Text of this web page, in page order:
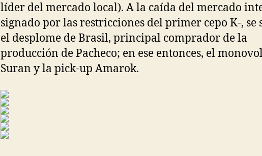
líder del mercado local). A la caída del mercado
signado por las restricciones del primer cepo K-, se
el desplome de Brasil, principal comprador de la
producción de Pacheco; en ese entonces, el
Suran y la pick-up Amarok.